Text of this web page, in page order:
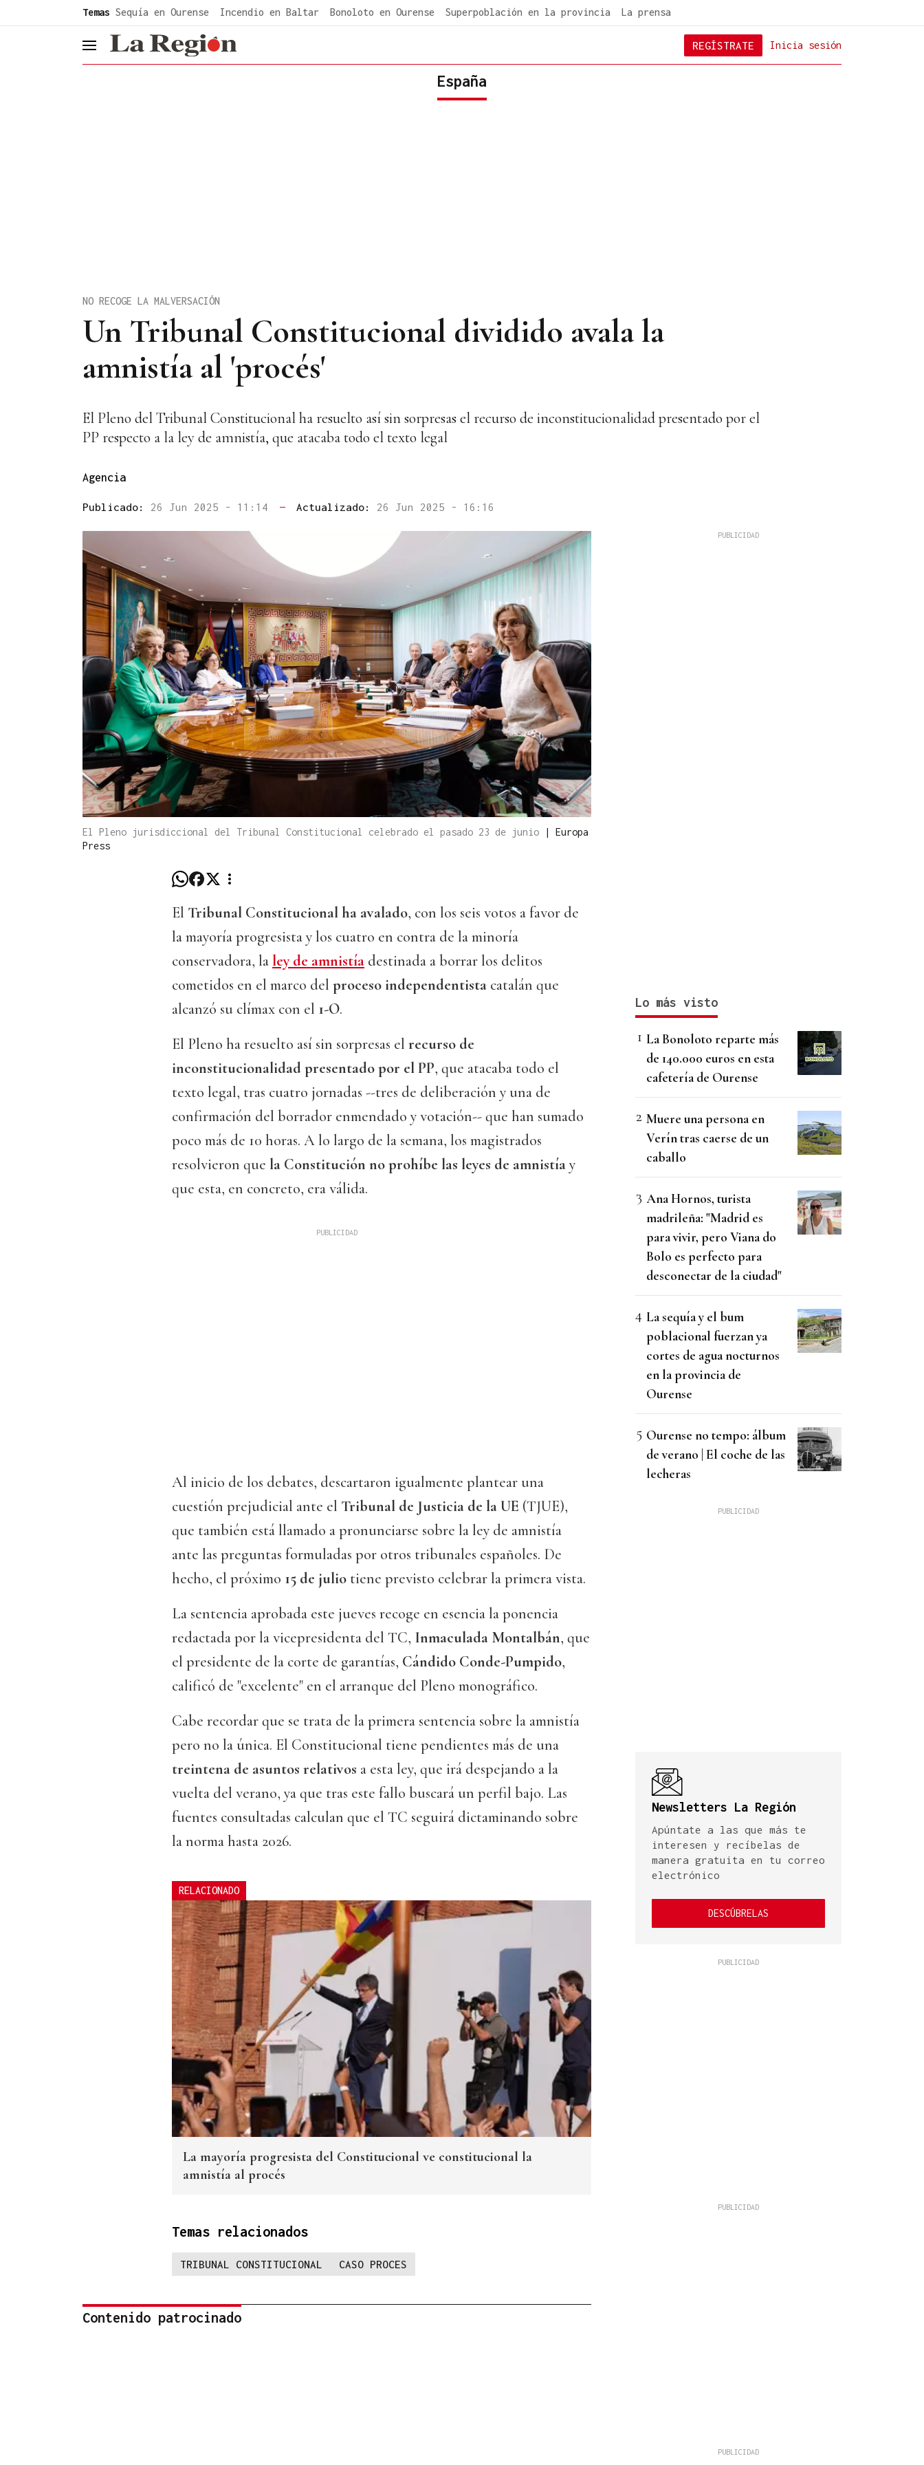
Temas Sequía en Ourense Incendio en Baltar Bonoloto en Ourense Superpoblación en la provincia La prensa
header.menu.open Inicia sesión
REGÍSTRATE
España
Un Tribunal Constitucional dividido avala la
amnistía al 'procés'
NO RECOGE LA MALVERSACIÓN
El Pleno del Tribunal Constitucional ha resuelto así sin sorpresas el recurso de inconstitucionalidad presentado por el
PP respecto a la ley de amnistía, que atacaba todo el texto legal
Agencia
Publicado: 26 Jun 2025 - 11:14 — Actualizado: 26 Jun 2025 - 16:16
El Pleno jurisdiccional del Tribunal Constitucional celebrado el pasado 23 de junio | Europa
Press
El Tribunal Constitucional ha avalado, con los seis votos a favor de
la mayoría progresista y los cuatro en contra de la minoría
conservadora, laley de amnistía destinada a borrar los delitos
cometidos en el marco del proceso independentista catalán que
alcanzó su clímax con el 1-O.
El Pleno ha resuelto así sin sorpresas el recurso de
inconstitucionalidad presentado por el PP, que atacaba todo el
texto legal, tras cuatro jornadas --tres de deliberación y una de
confirmación del borrador enmendado y votación-- que han sumado
poco más de 10 horas. A lo largo de la semana, los magistrados
resolvieron que la Constitución no prohíbe las leyes de amnistíay
que esta, en concreto, era válida.
Al inicio de los debates, descartaron igualmente plantear una
cuestión prejudicial ante el Tribunal de Justicia de la UE (TJUE),
que también está llamado a pronunciarse sobre la ley de amnistía
ante las preguntas formuladas por otros tribunales españoles. De
hecho, el próximo 15 de julio tiene previsto celebrar la primera vista.
La sentencia aprobada este jueves recoge en esencia la ponencia
redactada por la vicepresidenta del TC, Inmaculada Montalbán, que
el presidente de la corte de garantías, Cándido Conde-Pumpido,
calificó de "excelente" en el arranque del Pleno monográfico.
Cabe recordar que se trata de la primera sentencia sobre la amnistía
pero no la única. El Constitucional tiene pendientes más de una
treintena de asuntos relativos a esta ley, que irá despejando a la
vuelta del verano, ya que tras este fallo buscará un perfil bajo. Las
fuentes consultadas calculan que el TC seguirá dictaminando sobre
la norma hasta 2026.
RELACIONADO
La mayoría progresista del Constitucional ve constitucional la
amnistía al procés
Temas relacionados
TRIBUNAL CONSTITUCIONAL CASO PROCES
Contenido patrocinado
Lo más visto
La Bonoloto reparte más
de 140.000 euros en esta
cafetería de Ourense
Muere una persona en
Verín tras caerse de un
caballo
Ana Hornos, turista
madrileña: "Madrid es
para vivir, pero Viana do
Bolo es perfecto para
desconectar de la ciudad"
La sequía y el bum
poblacional fuerzan ya
cortes de agua nocturnos
en la provincia de
Ourense
Ourense no tempo: álbum
de verano | El coche de las
lecheras
Newsletters La Región
Apúntate a las que más te
interesen y recíbelas de
manera gratuita en tu correo
electrónico
DESCÚBRELAS